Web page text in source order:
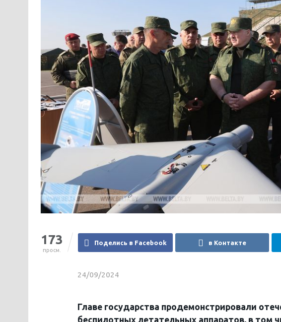
173
просм.
Поделись в Facebook в Контакте
24/09/2024
Главе государства продемонстрировали
беспилотных летательных аппаратов, в том